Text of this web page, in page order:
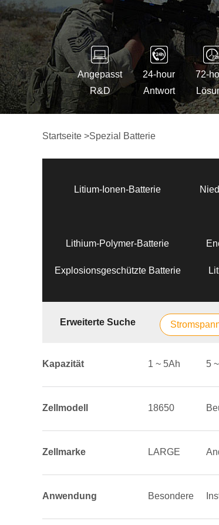
Angepasst
R&D
24-hour
Antwort
72-
Startseite >Spezial Batterie
Litium-Ionen-Batterie
Lithium-Polymer-Batterie
Explosionsgeschützte Batterie
Erweiterte Suche
Kapazität 1 ~ 5Ah 5
Zellmodell 18650
Zellmarke LARGE
Anwendung Besondere